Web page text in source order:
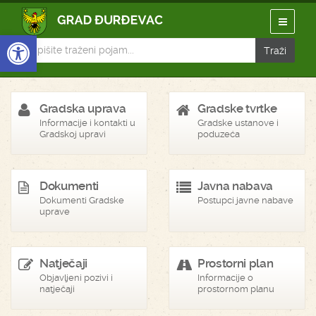
Open toolbar
Gradska uprava
Informacije i kontakti u
Gradskoj upravi
Gradske tvrtke
Gradske ustanove i
poduzeća
Dokumenti
Dokumenti Gradske
uprave
Javna nabava
Postupci javne nabave
Natječaji
Objavljeni pozivi i
natječaji
Prostorni plan
Informacije o
prostornom planu